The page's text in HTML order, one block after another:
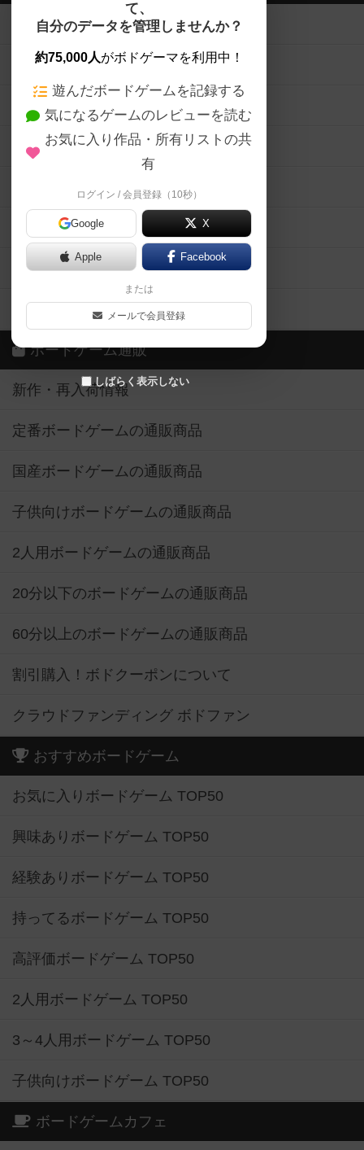
て、
自分のデータを管理しませんか？
約75,000人がボドゲーマを利用中！
遊んだボードゲームを記録する
気になるゲームのレビューを読む
お気に入り作品・所有リストの共
有
ログイン / 会員登録（10秒）
Google X
Apple Facebook
または
メールで会員登録
しばらく表示しない
ボードゲームを検索する
ボードゲームの新着レビュー
ボードゲーム会情報
メカニクス特集
掲示板・トピックス
ボドとも・会員一覧
ボードゲーム業界コラム
ボドゲーマご利用案内
ボードゲーム通販
新作・再入荷情報
定番ボードゲームの通販商品
国産ボードゲームの通販商品
子供向けボードゲームの通販商品
2人用ボードゲームの通販商品
20分以下のボードゲームの通販商品
60分以上のボードゲームの通販商品
割引購入！ボドクーポンについて
クラウドファンディング ボドファン
おすすめボードゲーム
お気に入りボードゲーム TOP50
興味ありボードゲーム TOP50
経験ありボードゲーム TOP50
持ってるボードゲーム TOP50
高評価ボードゲーム TOP50
2人用ボードゲーム TOP50
3～4人用ボードゲーム TOP50
子供向けボードゲーム TOP50
ボードゲームカフェ